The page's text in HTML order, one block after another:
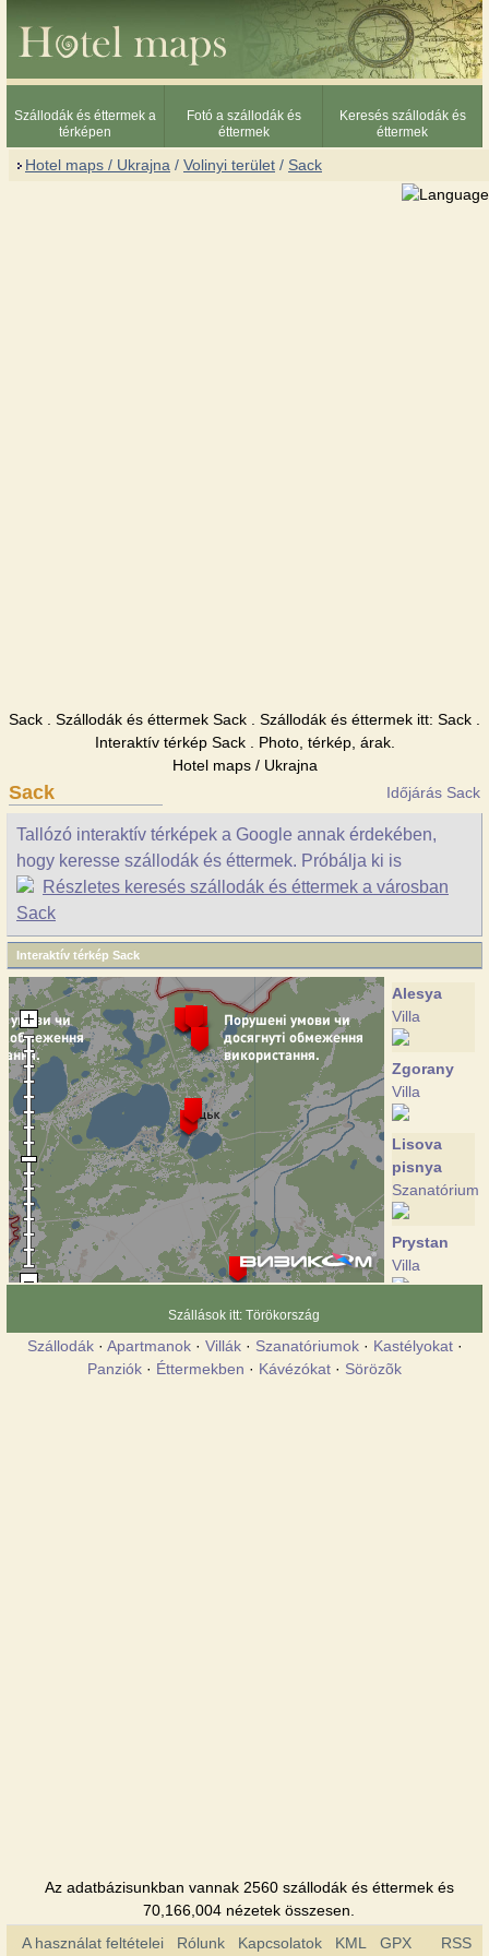
Szállodák és éttermek a
térképen
Fotó a szállodák és
éttermek
Keresés szállodák és
éttermek
Hotel maps / Ukrajna / Volinyi terület / Sack
Sack . Szállodák és éttermek Sack . Szállodák és éttermek itt: Sack .
Interaktív térkép Sack . Photo, térkép, árak.
Hotel maps / Ukrajna
Sack Időjárás Sack
Tallózó interaktív térképek a Google annak érdekében,
hogy keresse szállodák és éttermek. Próbálja ki is
Részletes keresés szállodák és éttermek a városban
Sack
Interaktív térkép Sack
Alesya
Villa
Zgorany
Villa
Lisova
pisnya
Szanatórium
Prystan
Villa
Villa
Szállások itt: Törökország
Szállodák· Apartmanok· Villák· Szanatóriumok· Kastélyokat·
Panziók · Éttermekben · Kávézókat · Sörözõk
Az adatbázisunkban vannak 2560 szállodák és éttermek és
70,166,004 nézetek összesen.
A használat feltételei
Rólunk Kapcsolatok KML GPX RSS